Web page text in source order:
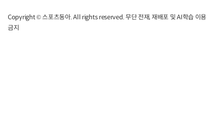
Copyright © 스포츠동아. All rights reserved. 무단 전재, 재배포 및 AI학습 이용
금지